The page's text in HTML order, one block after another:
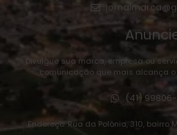
Divulgue sua marca, empresa ou
comunicação que mais alcança
(41)
Endereço: Rua da Polônia, 310, bairro